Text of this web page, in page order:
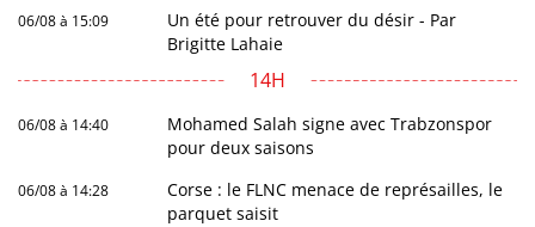
06/08 à 15:09
Un été pour retrouver du désir - Par
Brigitte Lahaie
14H
06/08 à 14:40
Mohamed Salah signe avec Trabzonspor
pour deux saisons
06/08 à 14:28
Corse : le FLNC menace de représailles, le
parquet saisit